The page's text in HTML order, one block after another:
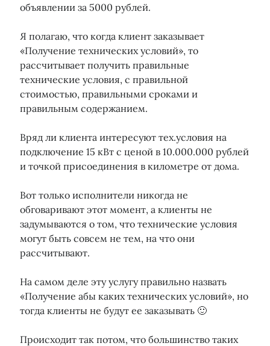
объявлении за 5000 рублей.
Я полагаю, что когда клиент заказывает
«Получение технических условий», то
рассчитывает получить правильные
технические условия, с правильной
стоимостью, правильными сроками и
правильным содержанием.
Вряд ли клиента интересуют тех.условия на
подключение 15 кВт с ценой в 10.000.000 рублей
и точкой присоединения в километре от дома.
Вот только исполнители никогда не
обговаривают этот момент, а клиенты не
задумываются о том, что технические условия
могут быть совсем не тем, на что они
рассчитывают.
На самом деле эту услугу правильно назвать
«Получение абы каких технических условий», но
тогда клиенты не будут ее заказывать 🙂
Происходит так потом, что большинство таких